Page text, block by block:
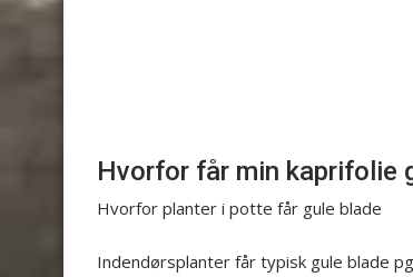
Hvorfor får min kaprifolie
Hvorfor planter i potte får gule blade
Indendørsplanter får typisk gule blade